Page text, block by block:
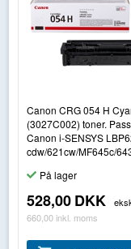
Canon CRG 054 H
(3027C002) toner.
Canon i-SENSYS
cdw/621cw/MF645c/
På lager
528,00DKK
660,00 inkl. moms